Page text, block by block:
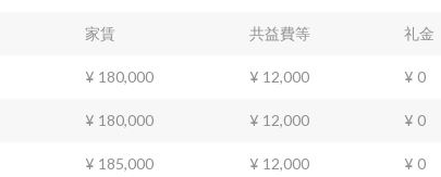
家賃 共益費等 礼金
¥ 180,000 ¥ 12,000 ¥ 0
¥ 180,000 ¥ 12,000 ¥ 0
¥ 185,000 ¥ 12,000 ¥ 0